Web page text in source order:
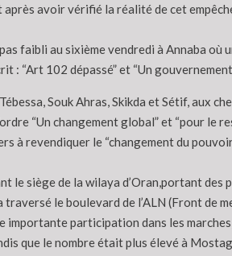
avoir vérifié la réalité de cet
faibli au sixième vendredi à Annaba où
: “Art 102 dépassé” et “Un
Souk Ahras, Skikda et Sétif, aux
“Un changement global” et “pour le
à revendiquer le “changement du
le siège de la wilaya d’Oran,portant
le boulevard de l’ALN (Front de
importante participation dans les
que le nombre était plus élevé à